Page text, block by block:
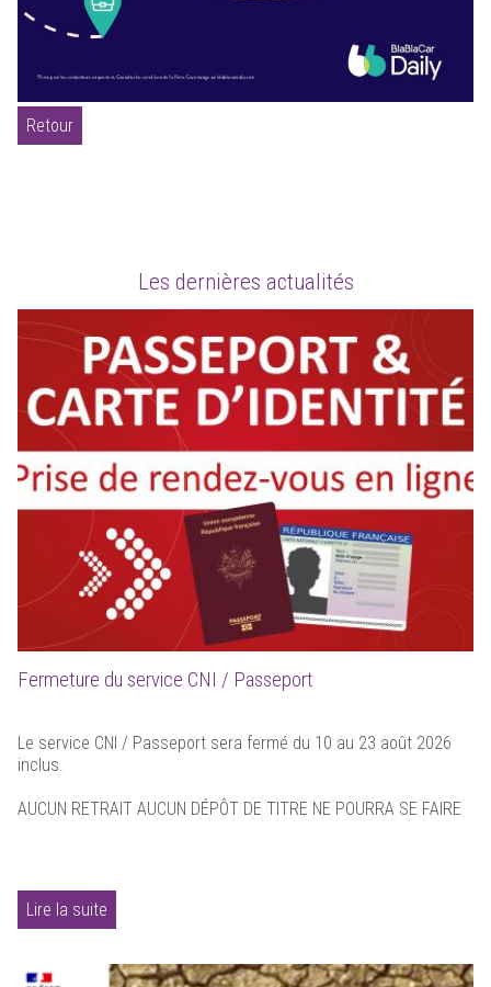
Retour
Les dernières actualités
Fermeture du service CNI / Passeport
Le service CNI / Passeport sera fermé du 10 au 23 août 2026
inclus.
AUCUN RETRAIT AUCUN DÉPÔT DE TITRE NE POURRA SE FAIRE
Lire la suite